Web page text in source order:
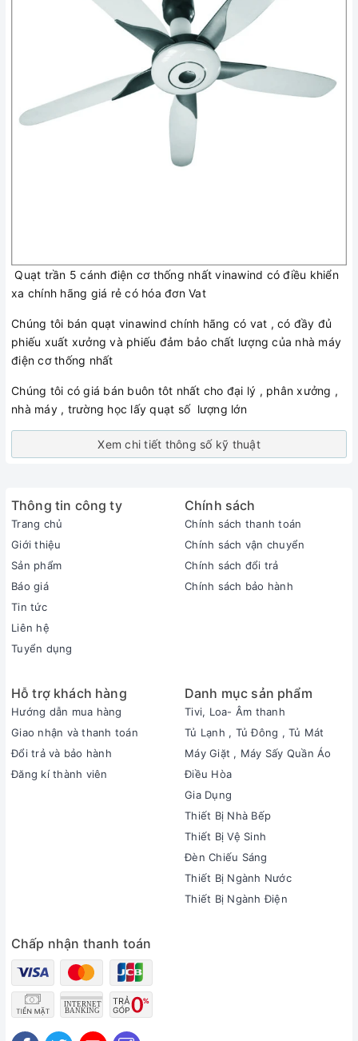
Quạt trần 5 cánh điện cơ thống nhất vinawind có điều khiển
xa chính hãng giá rẻ có hóa đơn Vat
Chúng tôi bán quạt vinawind chính hãng có vat , có đầy đủ
phiếu xuất xưởng và phiếu đảm bảo chất lượng của nhà máy
điện cơ thống nhất
Chúng tôi có giá bán buôn tôt nhất cho đại lý , phân xưởng ,
nhà máy , trường học lấy quạt số lượng lớn
Xem chi tiết thông số kỹ thuật
Thông tin công ty
Trang chủ
Giới thiệu
Sản phẩm
Báo giá
Tin tức
Liên hệ
Tuyển dụng
Chính sách
Chính sách thanh toán
Chính sách vận chuyển
Chính sách đổi trả
Chính sách bảo hành
Hỗ trợ khách hàng
Hướng dẫn mua hàng
Giao nhận và thanh toán
Đổi trả và bảo hành
Đăng kí thành viên
Danh mục sản phẩm
Tivi, Loa- Âm thanh
Tủ Lạnh , Tủ Đông , Tủ Mát
Máy Giặt , Máy Sấy Quần Áo
Điều Hòa
Gia Dụng
Thiết Bị Nhà Bếp
Thiết Bị Vệ Sinh
Đèn Chiếu Sáng
Thiết Bị Ngành Nước
Thiết Bị Ngành Điện
Chấp nhận thanh toán